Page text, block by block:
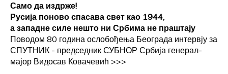
Само да издрже!
Русија поново спасава свет као 1944,
а западне силе нешто ни Србима не праштају
Поводом 80 година ослобођења Београда интервју за
СПУТНИК - председник СУБНОР Србија генерал-
мајор Видосав Ковачевић >>>